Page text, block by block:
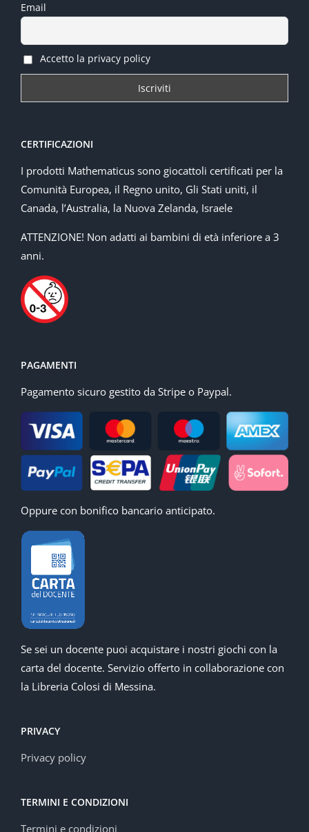
Email
Accetto la privacy policy
CERTIFICAZIONI
I prodotti Mathematicus sono giocattoli certificati per la
Comunità Europea, il Regno unito, Gli Stati uniti, il
Canada, l’Australia, la Nuova Zelanda, Israele
ATTENZIONE! Non adatti ai bambini di età inferiore a 3
anni.
PAGAMENTI
Pagamento sicuro gestito da Stripe o Paypal.
Oppure con bonifico bancario anticipato.
Se sei un docente puoi acquistare i nostri giochi con la
carta del docente. Servizio offerto in collaborazione con
la Libreria Colosi di Messina.
PRIVACY
Privacy policy
TERMINI E CONDIZIONI
Termini e condizioni